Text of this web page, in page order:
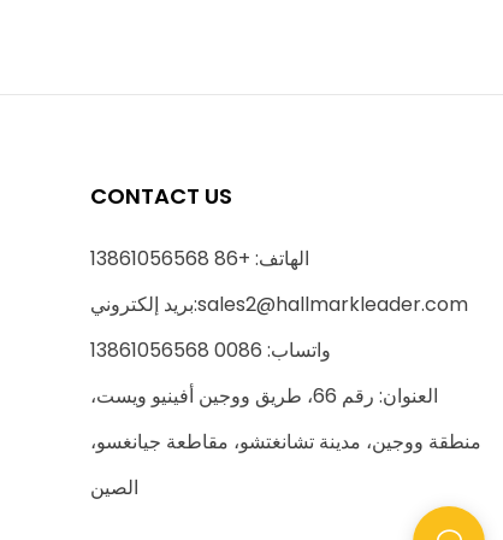
CONTACT US
الهاتف: +86 13861056568
بريد إلكتروني:sales2@hallmarkleader.com
واتساب: 0086 13861056568
العنوان: رقم 66، طريق ووجين أفينيو ويست،
منطقة ووجين، مدينة تشانغتشو، مقاطعة جيانغسو،
الصين